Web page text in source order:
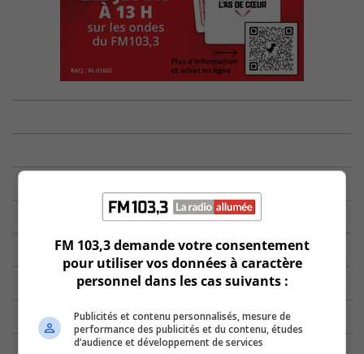
FM 103,3 demande votre consentement
pour utiliser vos données à caractère
personnel dans les cas suivants :
Publicités et contenu personnalisés, mesure de
performance des publicités et du contenu, études
d’audience et développement de services